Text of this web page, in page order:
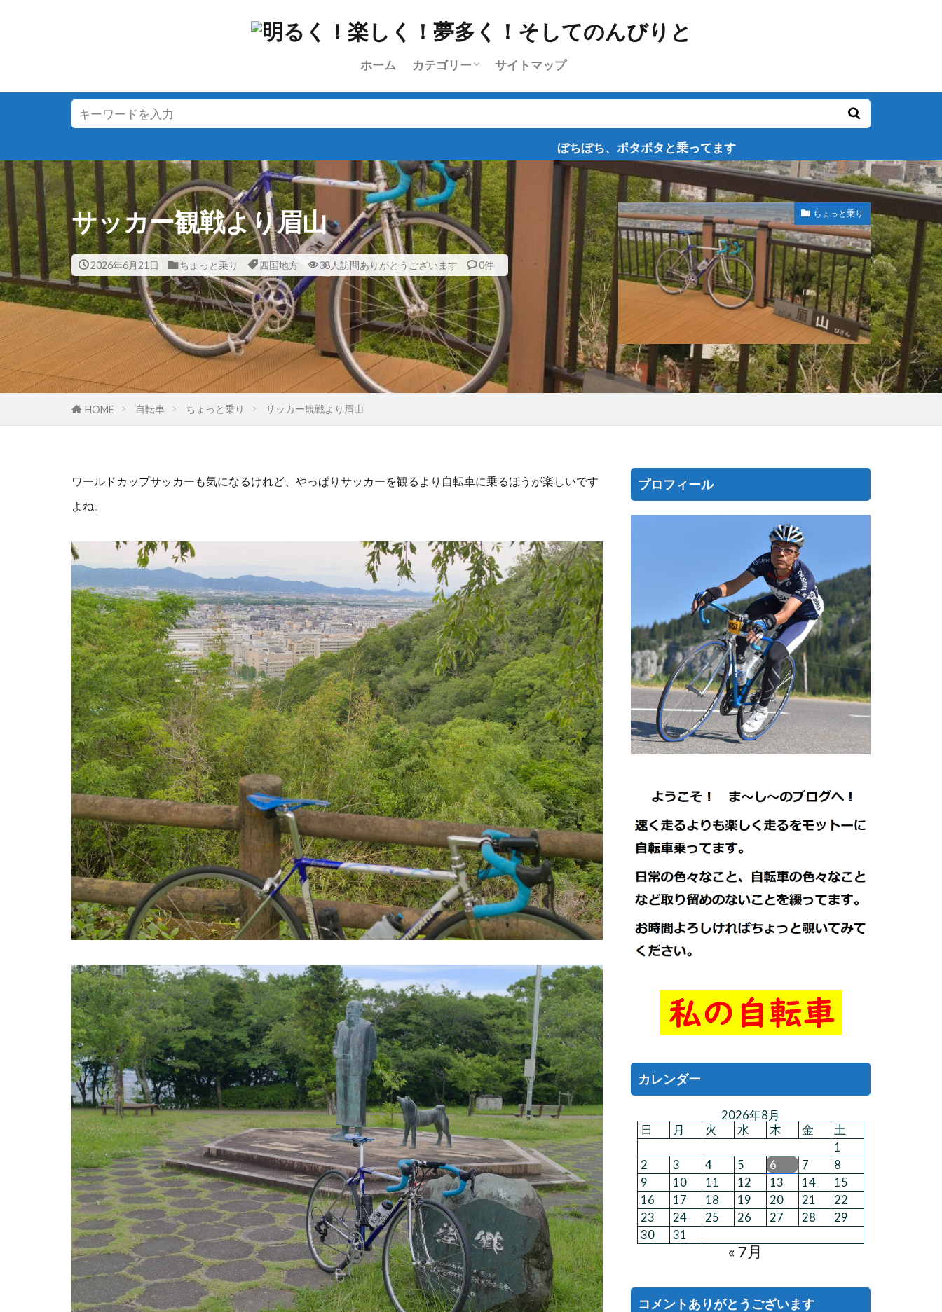
ホーム カテゴリー
挨拶
雑記
l’Etape du Tour
ちょっと乗り
ツーリング
日常
レース
ブログラインズ・お深い
サイトマップ
ぼちぼち、ポタポタと乗ってます
サッカー観戦より眉山
2026年6月21日 ちょっと乗り 四国地方 38人訪問ありがとうございます 0件
ちょっと乗り
HOME 自転車 ちょっと乗り サッカー観戦より眉山
ワールドカップサッカーも気になるけれど、やっぱりサッカーを観るより自転車に乗るほうが楽しいです
よね。
プロフィール
カレンダー
2026年8月
日
月 火 水 木 金
土
1
2
3 4 5 6 7
8
9
10 11 12 13 14
15
16
17 18 19 20 21
22
23
24 25 26 27 28
29
30
31
« 7月
コメントありがとうございます